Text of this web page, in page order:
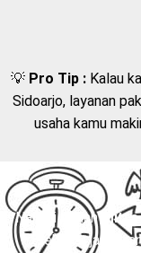
💡 Pro Tip : Kalau
Sidoarjo, layanan
usaha kamu
Nah, di sinilah
sekadar jasa